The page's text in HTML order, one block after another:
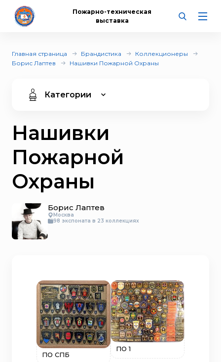
Пожарно-техническая
выставка
Главная страница Брандистика
Коллекционеры
Борис Лаптев
Нашивки Пожарной Охраны
Категории
Нашивки
Пожарной
Охраны
Борис Лаптев
Москва
98 экспоната в 23 коллекциях
ПО СПБ
ПО 1